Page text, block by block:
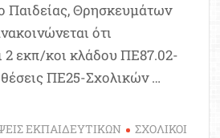
Παιδείας, Θρησκευμάτων
ότι
2 εκπ/κοι κλάδου ΠΕ87.02-
ΠΕ25-Σχολικών …
ΕΚΠΑΙΔΕΥΤΙΚΩΝ
ΣΧΟΛΙΚΟΙ